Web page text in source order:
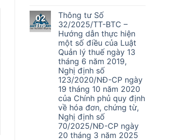
vụ
Đại
Lý
tuyển
dụng
nhân
sự
kế
02
Th6
Thông tư Số
32/2025/TT-BTC –
Hướng dẫn thực hiện
một số điều của Luật
Quản lý thuế ngày 13
tháng 6 năm 2019,
Nghị định số
123/2020/NĐ-CP ngày
19 tháng 10 năm 2020
của Chính phủ quy định
về hóa đơn, chứng từ,
Nghị định số
70/2025/NĐ-CP ngày
20 tháng 3 năm 2025